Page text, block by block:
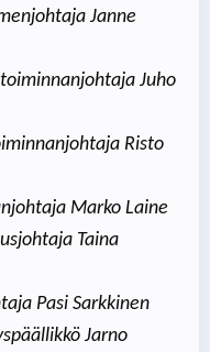
Janne
Juho
Risto
Marko Laine
Taina
Pasi Sarkkinen
Jarno